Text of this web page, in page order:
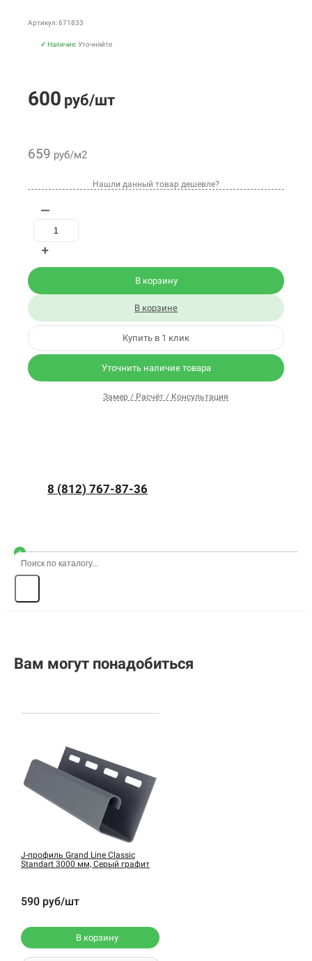
Артикул: 671833
✓ Наличие:Уточняйте
600 руб/шт
659 руб/м2
Нашли данный товар дешевле?
—
+
В корзину
В корзине
Купить в 1 клик
Уточнить наличие товара
Замер / Расчёт / Консультация
8 (812) 767-87-36
0
Вам могут понадобиться
J-профиль Grand Line Classic
Standart 3000 мм, Серый графит
590 руб/шт
В корзину